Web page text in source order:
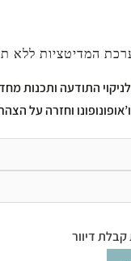
המדיטציות ללא
התודעה ותכנות
וחזרה על
דיוור